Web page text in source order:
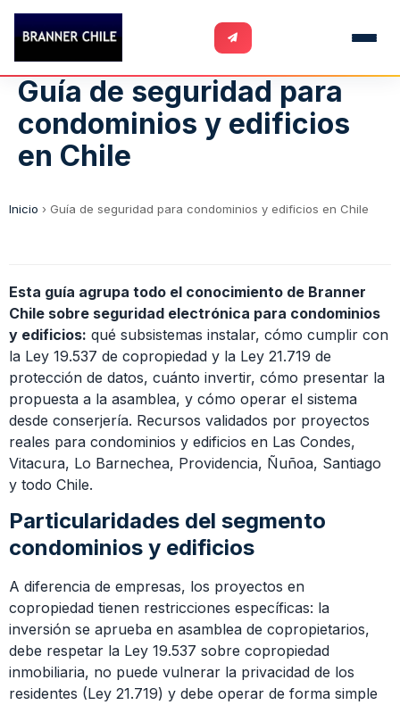
Guía de seguridad para
condominios y edificios
en Chile
Inicio › Guía de seguridad para condominios y edificios en Chile
Esta guía agrupa todo el conocimiento de Branner
Chile sobre seguridad electrónica para condominios
y edificios: qué subsistemas instalar, cómo cumplir con
la Ley 19.537 de copropiedad y la Ley 21.719 de
protección de datos, cuánto invertir, cómo presentar la
propuesta a la asamblea, y cómo operar el sistema
desde conserjería. Recursos validados por proyectos
reales para condominios y edificios en Las Condes,
Vitacura, Lo Barnechea, Providencia, Ñuñoa, Santiago
y todo Chile.
Particularidades del segmento
condominios y edificios
A diferencia de empresas, los proyectos en
copropiedad tienen restricciones específicas: la
inversión se aprueba en asamblea de copropietarios,
debe respetar la Ley 19.537 sobre copropiedad
inmobiliaria, no puede vulnerar la privacidad de los
residentes (Ley 21.719) y debe operar de forma simple